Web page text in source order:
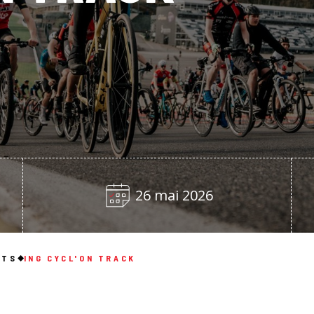
26 mai 2026
ING CYCL'ON TRACK